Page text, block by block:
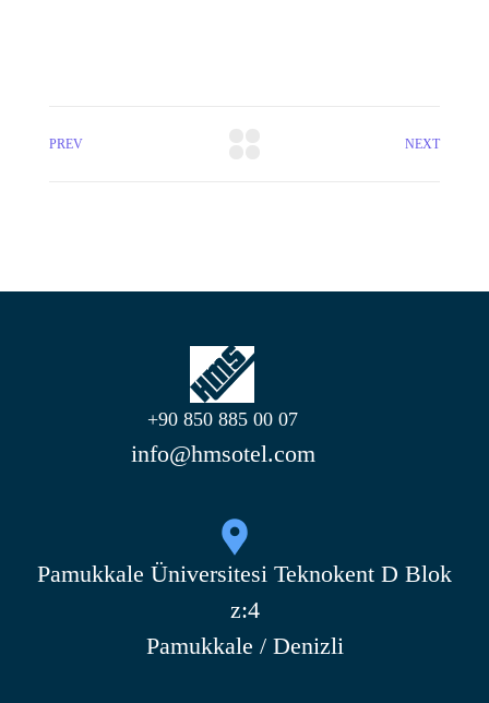
PREV NEXT
+90 850 885 00 07
info@hmsotel.com
Pamukkale Üniversitesi Teknokent D Blok
z:4
Pamukkale / Denizli